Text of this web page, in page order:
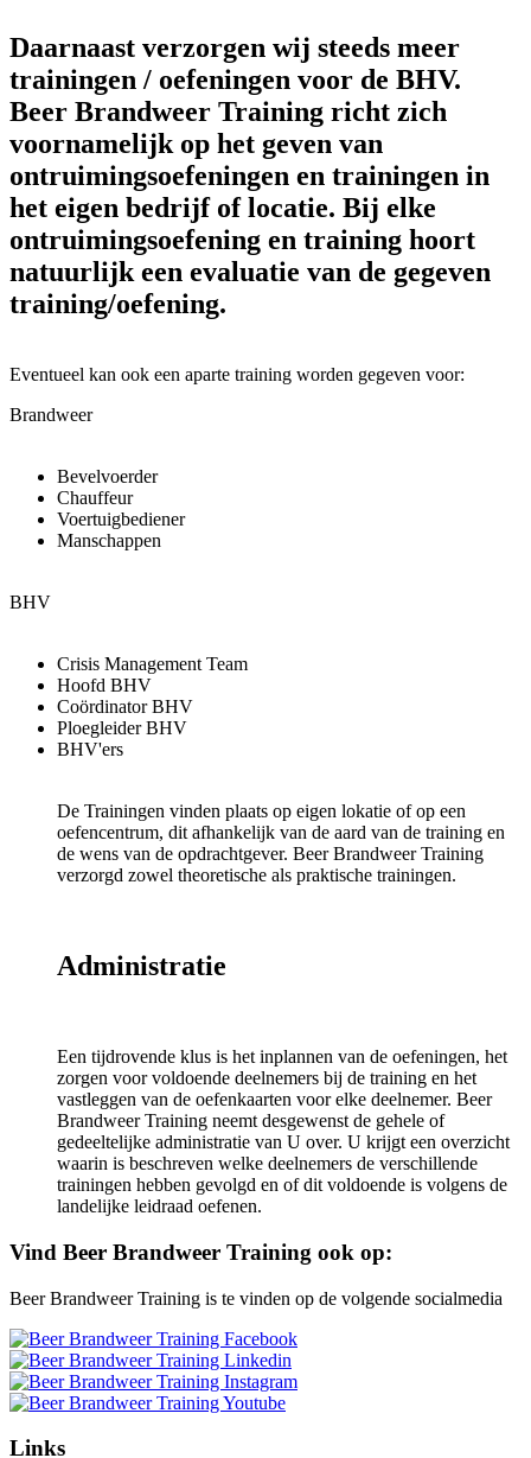
Daarnaast verzorgen wij steeds meer
trainingen / oefeningen voor de BHV.
Beer Brandweer Training richt zich
voornamelijk op het geven van
ontruimingsoefeningen en trainingen in
het eigen bedrijf of locatie. Bij elke
ontruimingsoefening en training hoort
natuurlijk een evaluatie van de gegeven
training/oefening.
Eventueel kan ook een aparte training worden gegeven voor:
Brandweer
Bevelvoerder
Chauffeur
Voertuigbediener
Manschappen
BHV
Crisis Management Team
Hoofd BHV
Coördinator BHV
Ploegleider BHV
BHV'ers
De Trainingen vinden plaats op eigen lokatie of op een
oefencentrum, dit afhankelijk van de aard van de training en
de wens van de opdrachtgever. Beer Brandweer Training
verzorgd zowel theoretische als praktische trainingen.
Administratie
Een tijdrovende klus is het inplannen van de oefeningen, het
zorgen voor voldoende deelnemers bij de training en het
vastleggen van de oefenkaarten voor elke deelnemer. Beer
Brandweer Training neemt desgewenst de gehele of
gedeeltelijke administratie van U over. U krijgt een overzicht
waarin is beschreven welke deelnemers de verschillende
trainingen hebben gevolgd en of dit voldoende is volgens de
landelijke leidraad oefenen.
Vind Beer Brandweer Training ook op:
Beer Brandweer Training is te vinden op de volgende socialmedia
Links